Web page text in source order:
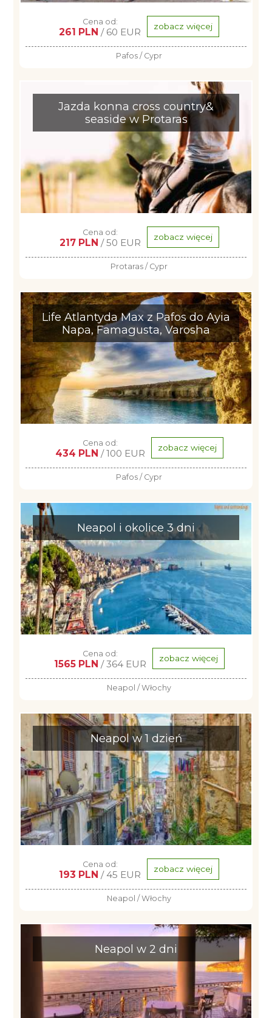
Cena od:
261 PLN / 60 EUR zobacz więcej
Pafos / Cypr
Jazda konna cross country&
seaside w Protaras
Cena od:
217 PLN / 50 EUR zobacz więcej
Protaras / Cypr
Life Atlantyda Max z Pafos do Ayia
Napa, Famagusta, Varosha
Cena od:
434 PLN / 100 EUR zobacz więcej
Pafos / Cypr
Neapol i okolice 3 dni
Cena od:
1565 PLN / 364 EUR zobacz więcej
Neapol / Włochy
Neapol w 1 dzień
Cena od:
193 PLN / 45 EUR zobacz więcej
Neapol / Włochy
Neapol w 2 dni